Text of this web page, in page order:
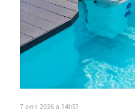
7 avril 2026 à 14h51